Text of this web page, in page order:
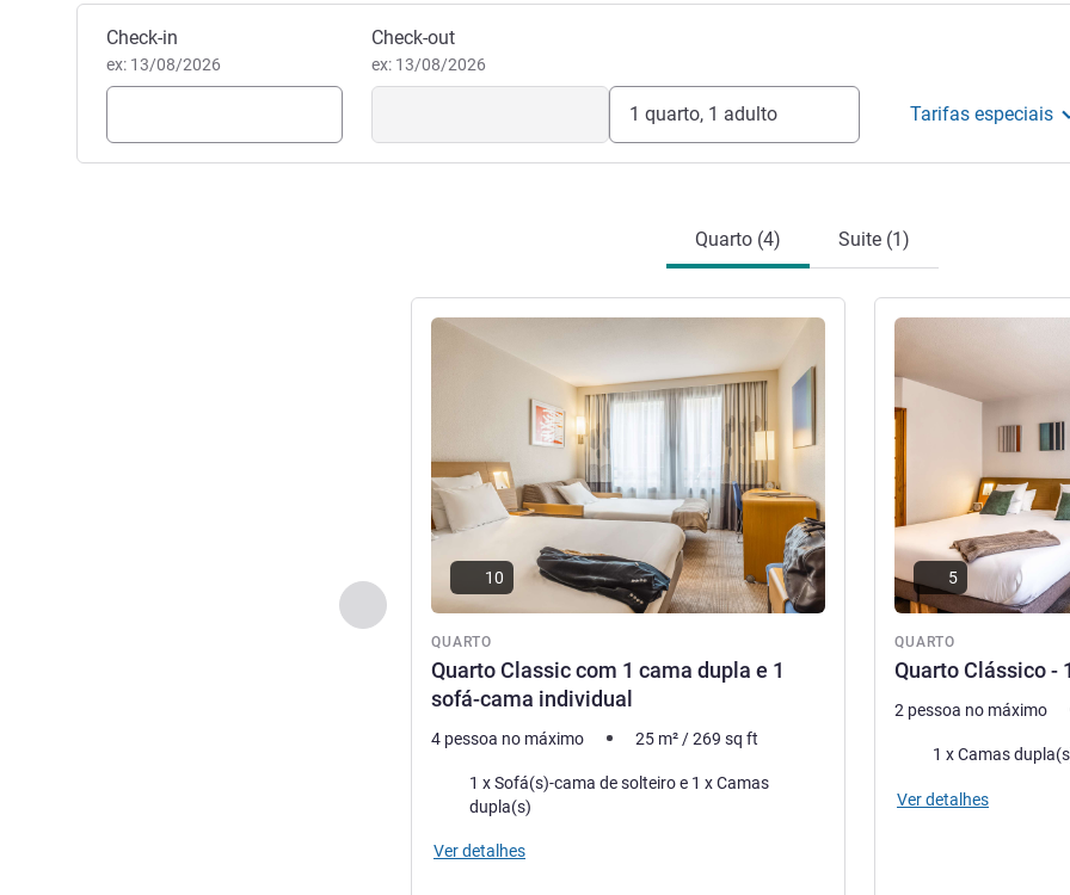
Jessica BRUNEAU, Gestão hoteleira
Reservar este hotel
Check-in
ex: 13/08/2026
Check-out
ex: 13/08/2026
1 quarto, 1 adulto Tarifas especiais
Quarto (4) Suite (1)
Anterior - Quarto
QUARTO
Quarto Classic com 1 cama dupla e 1
sofá-cama individual
Ver detalhes
10
4 pessoa no máximo 25 m² /269 sq ft
Cama1 x Sofá(s)-cama de solteiro e 1 x Camas
dupla(s)
Ver detalhes
QUARTO
Quarto Clássico -
Ver detalhes
5
2 pessoa no máximo
Cama1 x Camas
Ver detalhes